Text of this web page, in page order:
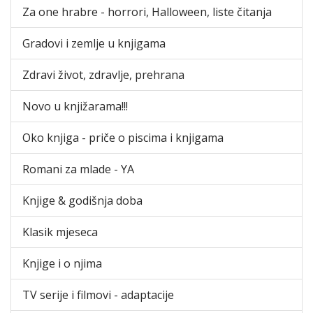
Za one hrabre - horrori, Halloween, liste čitanja
Gradovi i zemlje u knjigama
Zdravi život, zdravlje, prehrana
Novo u knjižarama!!!
Oko knjiga - priče o piscima i knjigama
Romani za mlade - YA
Knjige & godišnja doba
Klasik mjeseca
Knjige i o njima
TV serije i filmovi - adaptacije